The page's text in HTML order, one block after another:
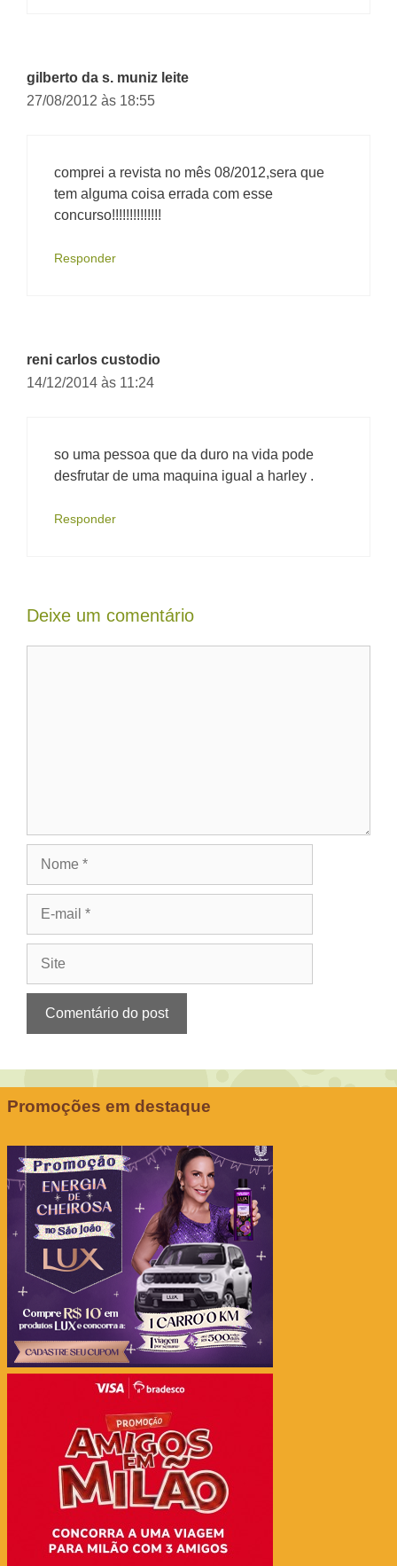
gilberto da s. muniz leite
27/08/2012 às 18:55
comprei a revista no mês 08/2012,sera que
tem alguma coisa errada com esse
concurso!!!!!!!!!!!!!!
Responder
reni carlos custodio
14/12/2014 às 11:24
so uma pessoa que da duro na vida pode
desfrutar de uma maquina igual a harley .
Responder
Deixe um comentário
Promoções em destaque